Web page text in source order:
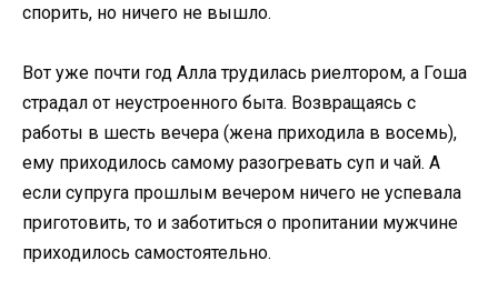
спорить, но ничего не вышло.
Вот уже почти год Алла трудилась риелтором, а Гоша
страдал от неустроенного быта. Возвращаясь с
работы в шесть вечера (жена приходила в восемь),
ему приходилось самому разогревать суп и чай. А
если супруга прошлым вечером ничего не успевала
приготовить, то и заботиться о пропитании мужчине
приходилось самостоятельно.